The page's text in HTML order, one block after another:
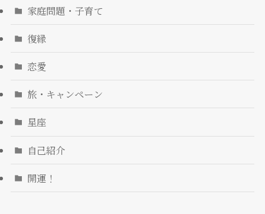
家庭問題・子育て
復縁
恋愛
旅・キャンペーン
星座
自己紹介
開運！